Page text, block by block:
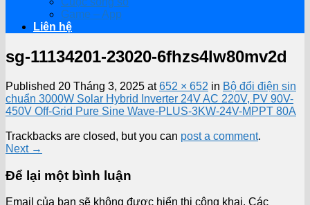
Game – App
Liên hệ
sg-11134201-23020-6fhzs4lw80mv2d
Published 20 Tháng 3, 2025 at652 × 652 in Bộ đổi điện sin
chuẩn 3000W Solar Hybrid Inverter 24V AC 220V, PV 90V-
450V Off-Grid Pure Sine Wave-PLUS-3KW-24V-MPPT 80A
Trackbacks are closed, but you can post a comment.
Next →
Để lại một bình luận
Email của bạn sẽ không được hiển thị công khai. Các